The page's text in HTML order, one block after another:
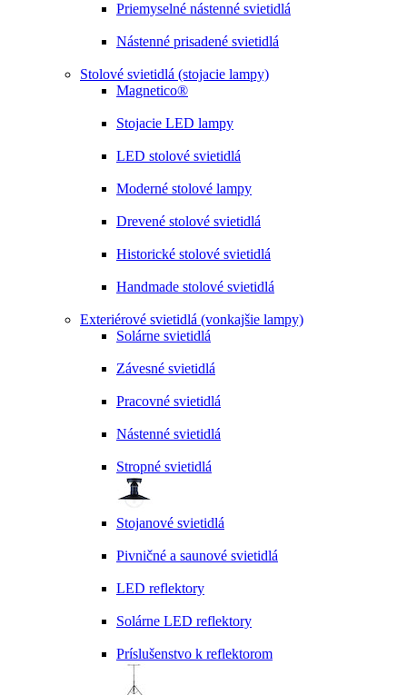
Priemyselné nástenné svietidlá
Nástenné prisadené svietidlá
Stolové svietidlá (stojacie lampy)
Magnetico®
Stojacie LED lampy
LED stolové svietidlá
Moderné stolové lampy
Drevené stolové svietidlá
Historické stolové svietidlá
Handmade stolové svietidlá
Exteriérové svietidlá (vonkajšie lampy)
Solárne svietidlá
Závesné svietidlá
Pracovné svietidlá
Nástenné svietidlá
Stropné svietidlá
Stojanové svietidlá
Pivničné a saunové svietidlá
LED reflektory
Solárne LED reflektory
Príslušenstvo k reflektorom